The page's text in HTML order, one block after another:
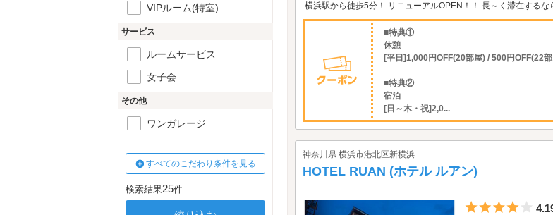
横浜駅から徒歩5分！ リニューアルOPEN！！ 長～く滞在するな
■特典①
休憩
[平日]1,000円OFF(20部屋) / 500円OFF(22
■特典②
宿泊
[日～木・祝]2,0...
神奈川県 横浜市港北区新横浜
HOTEL RUAN (ホテル ルアン)
5つ
VIPルーム(特室)
サービス
ルームサービス
女子会
その他
ワンガレージ
すべてのこだわり条件を見る
検索結果25件